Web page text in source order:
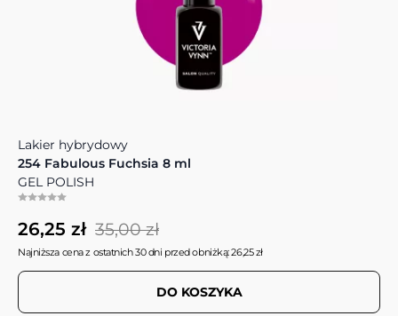
Lakier hybrydowy
254 Fabulous Fuchsia 8 ml
GEL POLISH
26,25 zł 35,00 zł
Najniższa cena z ostatnich 30 dni przed obniżką: 26,25 zł
DO KOSZYKA